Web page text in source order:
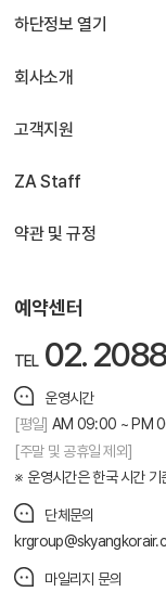
하단정보 열기
회사소개
고객지원
ZA Staff
약관 및 규정
예약센터
TEL 02.
운영시간
[평일] AM 09:00 ~ PM
[주말 및 공휴일 제외]
운영시간은 한국 시간 기
단체문의
마일리지 문의